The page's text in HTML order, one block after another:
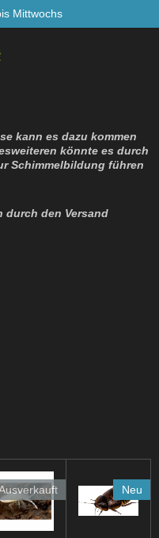
Mittwochs
kann es dazu kommen
könnte es durch
Schimmelbildung führen
durch den Versand
Neu